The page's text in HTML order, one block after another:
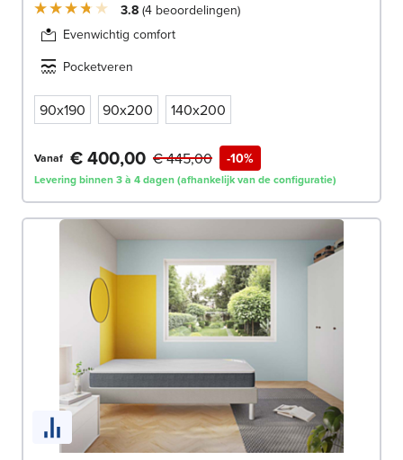
3.8 4 beoordelingen
Evenwichtig comfort
Pocketveren
90x190 90x200 140x200
Vanaf € 400,00 -10%
€ 445,00
Levering binnen 3 à 4 dagen (afhankelijk van de configuratie)